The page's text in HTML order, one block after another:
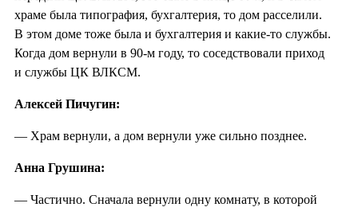
храме была типография, бухгалтерия, то дом расселили.
В этом доме тоже была и бухгалтерия и какие-то службы.
Когда дом вернули в 90-м году, то соседствовали приход
и службы ЦК ВЛКСМ.
Алексей Пичугин:
— Храм вернули, а дом вернули уже сильно позднее.
Анна Грушина:
— Частично. Сначала вернули одну комнату, в которой